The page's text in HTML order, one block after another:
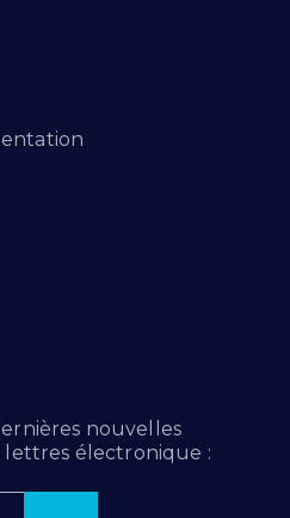
nouvelles
électronique :